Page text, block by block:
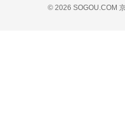
© 2026 SOGOU.COM